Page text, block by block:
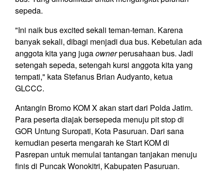
sepeda.
"Ini naik bus excited sekali teman-teman. Karena
banyak sekali, dibagi menjadi dua bus. Kebetulan ada
anggota kita yang jugaownerperusahaan bus. Jadi
setengah sepeda, setengah kursi anggota kita yang
tempati," kata Stefanus Brian Audyanto, ketua
GLCCC.
Antangin Bromo KOM X akan start dari Polda Jatim.
Para peserta diajak bersepeda menuju pit stop di
GOR Untung Suropati, Kota Pasuruan. Dari sana
kemudian peserta mengarah ke Start KOM di
Pasrepan untuk memulai tantangan tanjakan menuju
finis di Puncak Wonokitri, Kabupaten Pasuruan.